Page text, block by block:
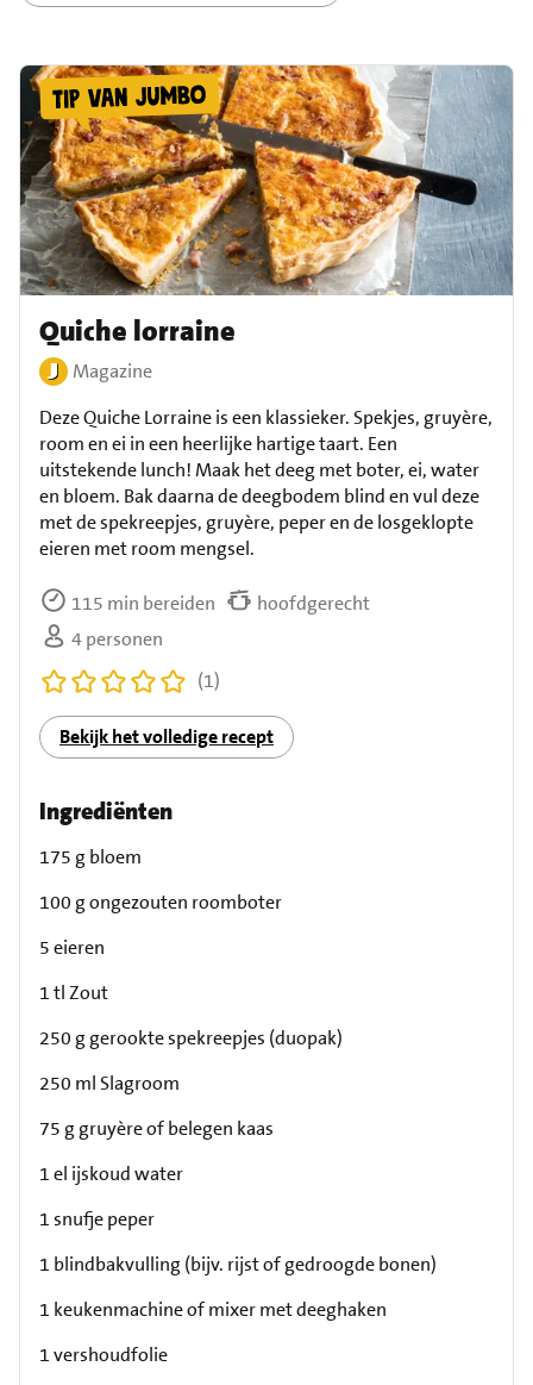
Quiche lorraine
Magazine
Deze Quiche Lorraine is een klassieker. Spekjes, gruyère,
room en ei in een heerlijke hartige taart. Een
uitstekende lunch! Maak het deeg met boter, ei, water
en bloem. Bak daarna de deegbodem blind en vul deze
met de spekreepjes, gruyère, peper en de losgeklopte
eieren met room mengsel.
115 min bereiden
hoofdgerecht
4 personen
(1)
Bekijk het volledige recept
Ingrediënten
175 g bloem
100 g ongezouten roomboter
5 eieren
1 tl Zout
250 g gerookte spekreepjes (duopak)
250 ml Slagroom
75 g gruyère of belegen kaas
1 el ijskoud water
1 snufje peper
1 blindbakvulling (bijv. rijst of gedroogde bonen)
1 keukenmachine of mixer met deeghaken
1 vershoudfolie